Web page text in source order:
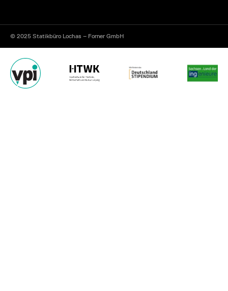
© 2025 Statikbüro Lochas – Forner GmbH